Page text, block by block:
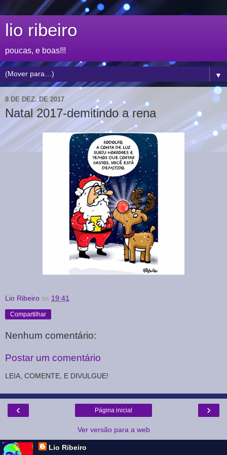
lio ribeiro
poucas, e boas!!!
▼
8 DE DEZ. DE 2017
Natal 2017-demitindo a rena
Lio Ribeiro às 19:41
Compartilhar
Nenhum comentário:
Postar um comentário
LEIA, COMENTE, E DIVULGUE!
‹ ›
Página inicial
Ver versão para a web
Lio Ribeiro